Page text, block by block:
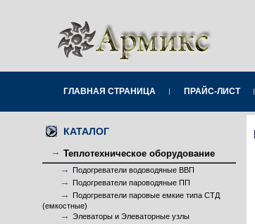
ГЛАВНАЯ СТРАНИЦА ПРАЙС-ЛИСТ
КАТАЛОГ
Теплотехническое оборудование
Подогреватели водоводяные ВВП
Подогреватели пароводяные ПП
Подогреватели паровые емкие типа СТД
(емкостные)
Элеваторы и Элеваторные узлы